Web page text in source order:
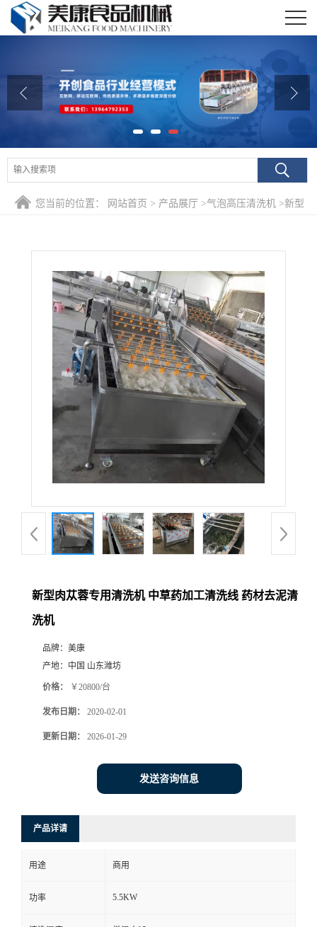
公司介绍
公司动态
产品展厅
联系我们
您当前的位置： 网站首页 > 产品展厅 >气泡高压清洗机 >新型
新型肉苁蓉专用清洗机 中草药加工清洗线 药材去泥清
洗机
品牌： 美康
产地： 中国 山东潍坊
价格： ￥20800/台
发布日期： 2020-02-01
更新日期： 2026-01-29
发送咨询信息
产品详请
用途 商用
功率 5.5KW